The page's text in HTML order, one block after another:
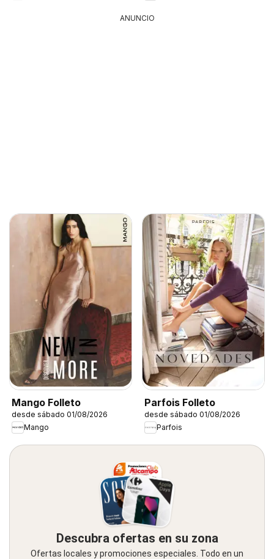
ANUNCIO
Mango Folleto
desde sábado 01/08/2026
Mango
Parfois Folleto
desde sábado 01/08/2026
Parfois
Descubra ofertas en su zona
Ofertas locales y promociones especiales. Todo en un